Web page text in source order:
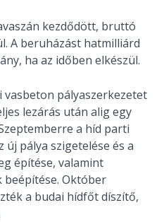
kezdődött, bruttó
A beruházást hatmilliárd
ha az időben elkészül.
vasbeton pályaszerkezetet
lezárás után alig egy
a híd parti
pálya szigetelése és a
építése, valamint
beépítése. Október
a budai hídfőt díszítő,